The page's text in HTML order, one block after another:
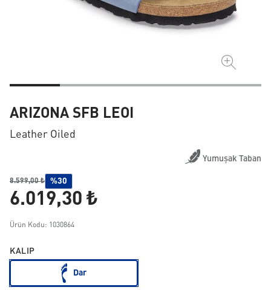
ARIZONA SFB LEOI
Leather Oiled
Yumuşak Taban
8.599,00 ₺ %30
6.019,30 ₺
Ürün Kodu: 1030864
KALIP
Dar